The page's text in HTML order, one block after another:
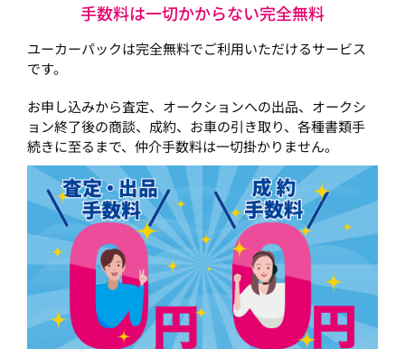
手数料は一切かからない完全無料
ユーカーパックは完全無料でご利用いただけるサービス
です。
お申し込みから査定、オークションへの出品、オークシ
ョン終了後の商談、成約、お車の引き取り、各種書類手
続きに至るまで、仲介手数料は一切掛かりません。